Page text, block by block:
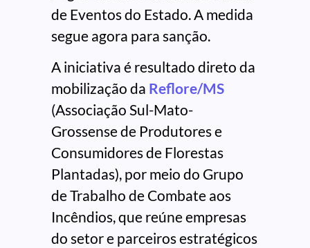
de Eventos do Estado. A medida
segue agora para sanção.
A iniciativa é resultado direto da
mobilização da Reflore/MS
(Associação Sul-Mato-
Grossense de Produtores e
Consumidores de Florestas
Plantadas), por meio do Grupo
de Trabalho de Combate aos
Incêndios, que reúne empresas
do setor e parceiros estratégicos